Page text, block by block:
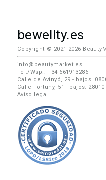
bewellty.es
Copyright © 2021-2026
info@beautymarket.es
Tel./Wsp.: +34 661913286
Calle de Avinyó, 29 - bajos.
Calle Fortuny, 51 - bajos.
Aviso legal